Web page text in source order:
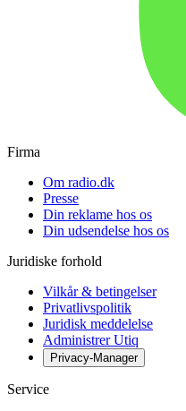
Firma
Om radio.dk
Presse
Din reklame hos os
Din udsendelse hos os
Juridiske forhold
Vilkår & betingelser
Privatlivspolitik
Juridisk meddelelse
Administrer Utiq
Privacy-Manager
Service